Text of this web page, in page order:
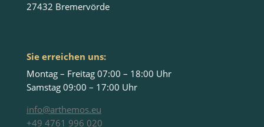
27432 Bremervörde
Sie erreichen uns:
Montag – Freitag 07:00 – 18:00 Uhr
Samstag 09:00 – 17:00 Uhr
info@arthemos.eu
+49 4761 996 020